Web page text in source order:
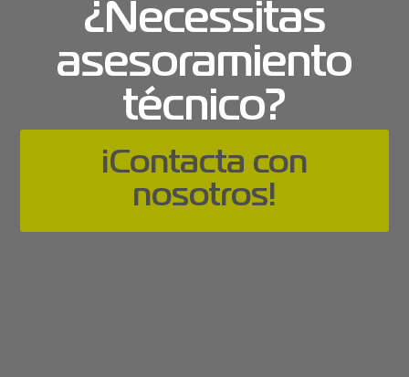
¿Necessitas
asesoramiento
técnico?
¡Contacta con
nosotros!